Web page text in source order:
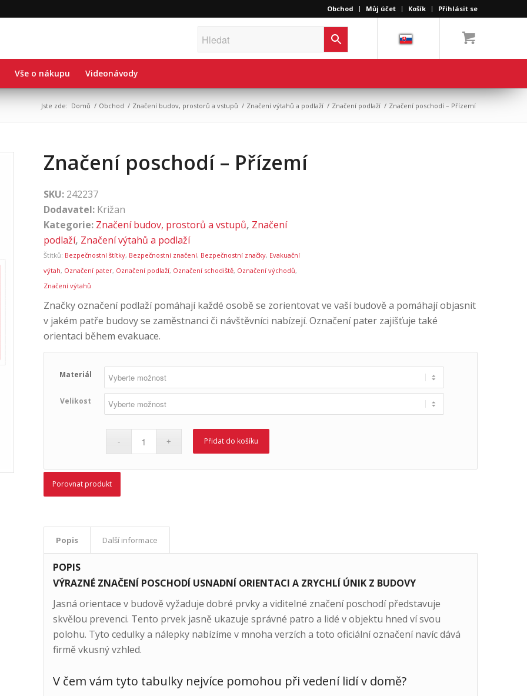
Obchod Můj účet Košík Přihlásit se
Vše o nákupu Videonávody
Jste zde: Domů / Obchod / Značení budov, prostorů a vstupů / Značení výtahů a podlaží / Značení podlaží / Značení poschodí – Přízemí
Značení poschodí – Přízemí
SKU: 242237
Dodavatel: Križan
Kategorie: Značení budov, prostorů a vstupů, Značení
podlaží, Značení výtahů a podlaží
Štítků: Bezpečnostní štítky, Bezpečnostní značení, Bezpečnostní značky, Evakuační
výtah, Označení pater, Označení podlaží, Označení schodiště, Označení východů,
Značení výtahů
Značky označení podlaží pomáhají každé osobě se zorientovat ve vaší budově a pomáhají objasnit
v jakém patře budovy se zaměstnanci či návštěvníci nabízejí. Označení pater zajišťuje také
orientaci během evakuace.
Materiál
Velikost
Přidat do košíku
Porovnat produkt
Popis Další informace
POPIS
VÝRAZNÉ ZNAČENÍ POSCHODÍ USNADNÍ ORIENTACI A ZRYCHLÍ ÚNIK Z BUDOVY
Jasná orientace v budově vyžaduje dobré prvky a viditelné značení poschodí představuje
skvělou prevenci. Tento prvek jasně ukazuje správné patro a lidé v objektu hned ví svou
polohu. Tyto cedulky a nálepky nabízíme v mnoha verzích a toto oficiální označení navíc dává
firmě vkusný vzhled.
V čem vám tyto tabulky nejvíce pomohou při vedení lidí v domě?